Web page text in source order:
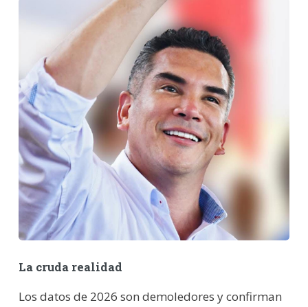
La cruda realidad
Los datos de 2026 son demoledores y confirman